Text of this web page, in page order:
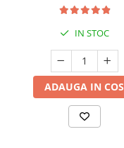
IN STOC
ADAUGA IN COS